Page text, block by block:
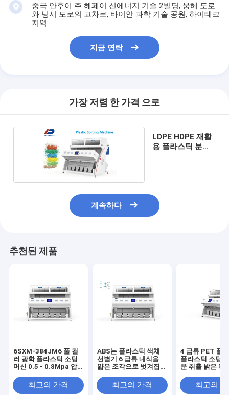
중국 안후이 주 헤페이 신에너지 기술 2빌딩, 웅헤 도로
와 닝시 도로의 교차로, 바이안 과학 기술 공원, 하이테크
지역
지금 연락
가장 저렴 한 가격 으로
LDPE HDPE 재활
용 플라스틱 분류
계속하다
추천된 제품
6SXM-384JM6 풀 컬
러 광학 플라스틱 소팅
머신 0.5 - 0.8Mpa 압
최고의 가격
ABS는 플라스틱 색채
선별기 6 급류 내식을
얇은 조각으로 벗겨집니
최고의 가격
4 급류 PET 플
플라스틱 소팅
운 취출 밝은 파
최고의